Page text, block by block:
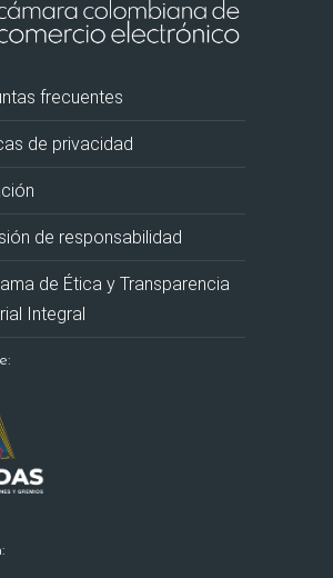
frecuentes
de privacidad
de responsabilidad
de Ética y Transparencia
Integral